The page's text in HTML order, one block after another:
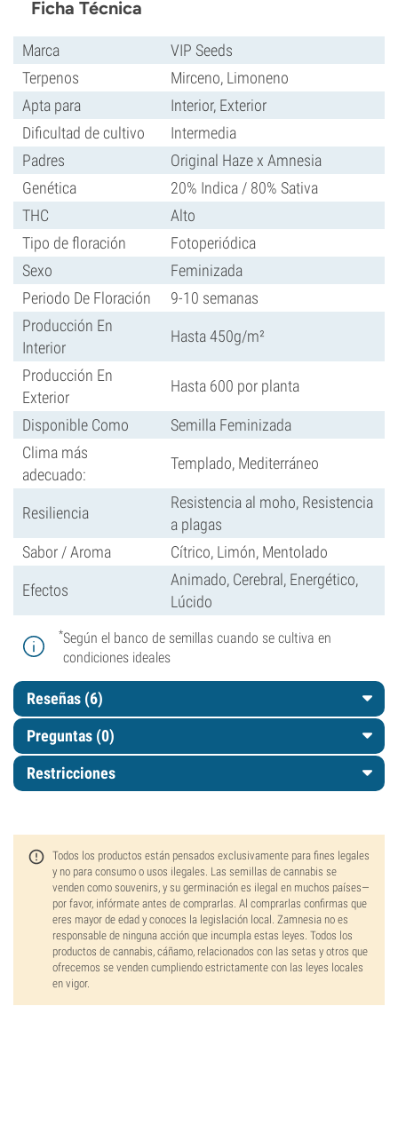
Ficha Técnica
Marca
VIP Seeds
Terpenos
Mirceno, Limoneno
Apta para
Interior, Exterior
Dificultad de cultivo
Intermedia
Padres
Original Haze x Amnesia
Genética
20% Indica / 80% Sativa
THC
Alto
Tipo de floración
Fotoperiódica
Sexo
Feminizada
Periodo De Floración
9-10 semanas
Producción En
Interior
Hasta 450g/m²
Producción En
Exterior
Hasta 600 por planta
Disponible Como
Semilla Feminizada
Clima más
adecuado:
Templado, Mediterráneo
Resiliencia
Resistencia al moho, Resistencia
a plagas
Sabor / Aroma
Cítrico, Limón, Mentolado
Efectos
Animado, Cerebral, Energético,
Lúcido
*Según el banco de semillas cuando se cultiva en
condiciones ideales
Reseñas (6)
Preguntas (0)
Restricciones
Todos los productos están pensados exclusivamente para fines legales
y no para consumo o usos ilegales. Las semillas de cannabis se
venden como souvenirs, y su germinación es ilegal en muchos países—
por favor, infórmate antes de comprarlas. Al comprarlas confirmas que
eres mayor de edad y conoces la legislación local. Zamnesia no es
responsable de ninguna acción que incumpla estas leyes. Todos los
productos de cannabis, cáñamo, relacionados con las setas y otros que
ofrecemos se venden cumpliendo estrictamente con las leyes locales
en vigor.